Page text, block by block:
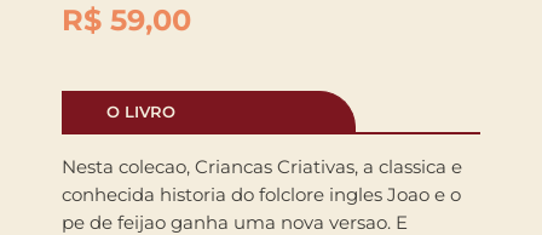
R$ 59,00
O LIVRO
Nesta colecao, Criancas Criativas, a classica e
conhecida historia do folclore ingles Joao e o
pe de feijao ganha uma nova versao. E